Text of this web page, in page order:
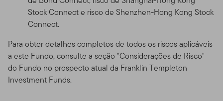
Stock Connect e risco de Shenzhen-Hong Kong Stock
Connect.
Para obter detalhes completos de todos os riscos aplicáveis
a este Fundo, consulte a seção "Considerações de Risco"
do Fundo no prospecto atual da Franklin Templeton
Investment Funds.